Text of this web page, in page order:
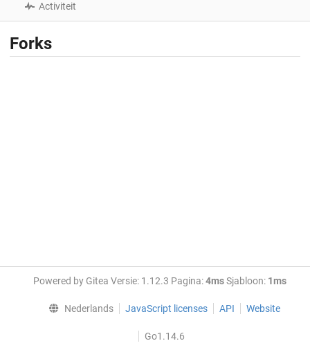
Activiteit
Forks
Powered by Gitea Versie: 1.12.3 Pagina:4msSjabloon: 1ms
Nederlands JavaScript licenses API Website
Go1.14.6